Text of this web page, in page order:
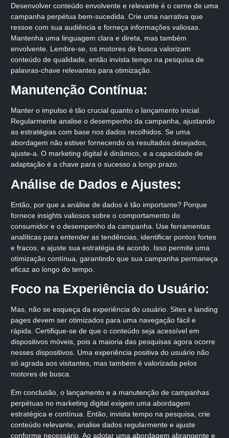
Desenvolver conteúdo envolvente e relevante é o cerne de uma
campanha perpétua bem-sucedida. Crie uma narrativa que
ressoe com sua audiência e forneça informações valiosas.
Mantenha uma linguagem clara e direta, mas também
envolvente. Lembre-se, os motores de busca valorizam
conteúdo de qualidade, então invista tempo na pesquisa de
palavras-chave relevantes para otimização.
Manutenção Contínua:
Manter o impulso é tão crucial quanto o lançamento inicial.
Regularmente analise o desempenho da campanha, ajustando
as estratégias com base nos dados recolhidos. Se uma
abordagem não estiver fornecendo os resultados desejados,
ajuste-a. O marketing digital é dinâmico, e a capacidade de
adaptação é a chave para o sucesso a longo prazo.
Análise de Dados e Ajustes:
Então, por que a análise de dados é tão importante? Porque
fornece insights valiosos sobre o comportamento do
consumidor e o desempenho da campanha. Use ferramentas
analíticas para entender as tendências, identificar pontos fortes
e fracos, e ajuste sua estratégia de acordo. Isso permite uma
otimização contínua, garantindo que sua campanha permaneça
eficaz ao longo do tempo.
Foco na Experiência do Usuário:
Mas, não se esqueça da experiência do usuário. Sites e landing
pages devem ser otimizados para uma navegação fácil e
rápida. Certifique-se de que o conteúdo seja acessível em
dispositivos móveis, pois a maioria das pesquisas agora ocorre
nesses dispositivos. Uma experiência positiva do usuário não
só agrada aos visitantes, mas também é valorizada pelos
motores de busca.
Em conclusão, o lançamento e a manutenção de campanhas
perpétuas no marketing digital exigem uma abordagem
estratégica e contínua. Então, invista tempo na pesquisa, crie
conteúdo relevante, analise dados regularmente e ajuste
conforme necessário. Ao adotar uma abordagem abrangente e